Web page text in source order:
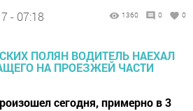
- 07:18 1360 0 0
сегодня, примерно в 3